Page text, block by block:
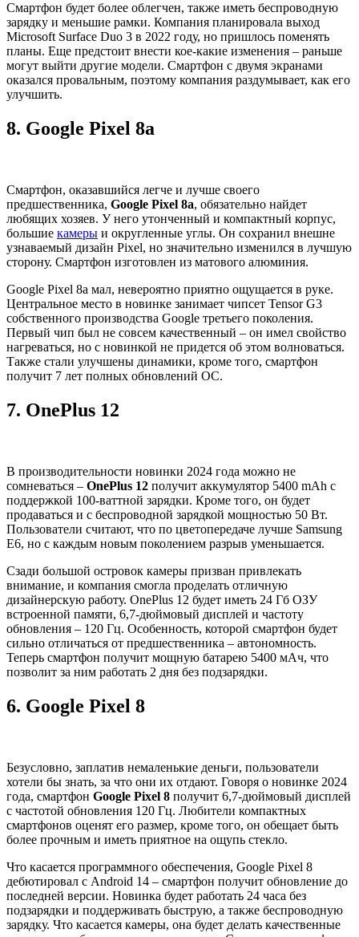
Смартфон будет более облегчен, также иметь беспроводную
зарядку и меньшие рамки. Компания планировала выход
Microsoft Surface Duo 3 в 2022 году, но пришлось поменять
планы. Еще предстоит внести кое-какие изменения – раньше
могут выйти другие модели. Смартфон с двумя экранами
оказался провальным, поэтому компания раздумывает, как его
улучшить.
8. Google Pixel 8a
Смартфон, оказавшийся легче и лучше своего
предшественника, Google Pixel 8a, обязательно найдет
любящих хозяев. У него утонченный и компактный корпус,
большие камеры и округленные углы. Он сохранил внешне
узнаваемый дизайн Pixel, но значительно изменился в лучшую
сторону. Смартфон изготовлен из матового алюминия.
Google Pixel 8a мал, невероятно приятно ощущается в руке.
Центральное место в новинке занимает чипсет Tensor G3
собственного производства Google третьего поколения.
Первый чип был не совсем качественный – он имел свойство
нагреваться, но с новинкой не придется об этом волноваться.
Также стали улучшены динамики, кроме того, смартфон
получит 7 лет полных обновлений ОС.
7. OnePlus 12
В производительности новинки 2024 года можно не
сомневаться – OnePlus 12 получит аккумулятор 5400 mAh с
поддержкой 100-ваттной зарядки. Кроме того, он будет
продаваться и с беспроводной зарядкой мощностью 50 Вт.
Пользователи считают, что по цветопередаче лучше Samsung
E6, но с каждым новым поколением разрыв уменьшается.
Сзади большой островок камеры призван привлекать
внимание, и компания смогла проделать отличную
дизайнерскую работу. OnePlus 12 будет иметь 24 Гб ОЗУ
встроенной памяти, 6,7-дюймовый дисплей и частоту
обновления – 120 Гц. Особенность, которой смартфон будет
сильно отличаться от предшественника – автономность.
Теперь смартфон получит мощную батарею 5400 мАч, что
позволит за ним работать 2 дня без подзарядки.
6. Google Pixel 8
Безусловно, заплатив немаленькие деньги, пользователи
хотели бы знать, за что они их отдают. Говоря о новинке 2024
года, смартфон Google Pixel 8 получит 6,7-дюймовый дисплей
с частотой обновления 120 Гц. Любители компактных
смартфонов оценят его размер, кроме того, он обещает быть
более прочным и иметь приятное на ощупь стекло.
Что касается программного обеспечения, Google Pixel 8
дебютировал с Android 14 – смартфон получит обновление до
последней версии. Новинка будет работать 24 часа без
подзарядки и поддерживать быструю, а также беспроводную
зарядку. Что касается камеры, она будет делать качественные